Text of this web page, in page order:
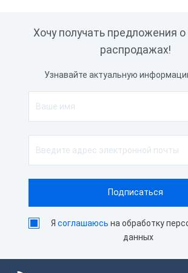
Хочу получать предложения о
распродажах!
Узнавайте актуальную
Ясоглашаюсь на обработку
данных